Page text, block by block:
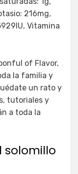
216mg,
Vitamina
of Flavor,
la familia y
un rato y
tutoriales y
a toda la
solomillo